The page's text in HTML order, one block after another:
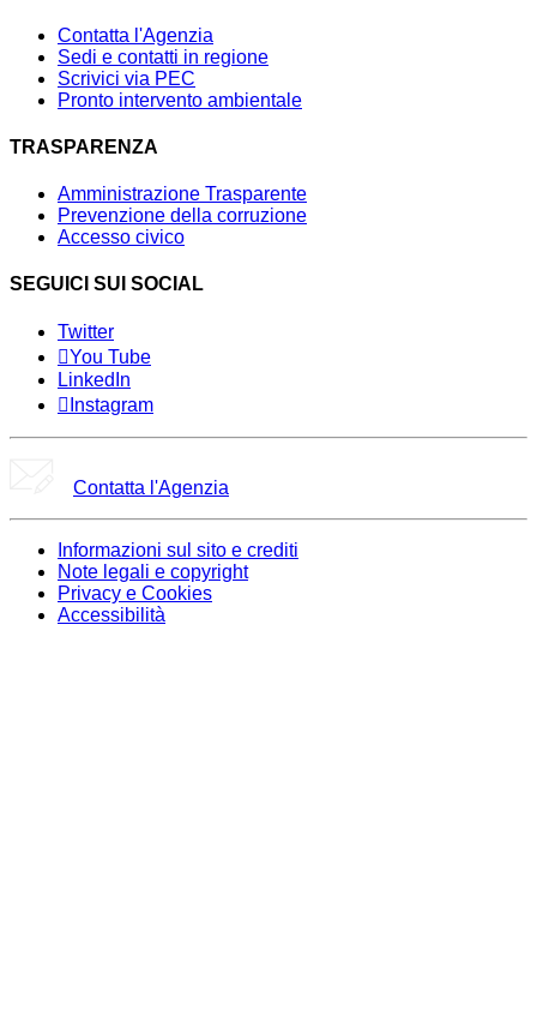
Contatta l'Agenzia
Sedi e contatti in regione
Scrivici via PEC
Pronto intervento ambientale
TRASPARENZA
Amministrazione Trasparente
Prevenzione della corruzione
Accesso civico
SEGUICI SUI SOCIAL
Twitter
You Tube
LinkedIn
Instagram
Contatta l'Agenzia
Informazioni sul sito e crediti
Note legali e copyright
Privacy e Cookies
Accessibilità